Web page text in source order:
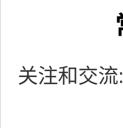
关注和交流: